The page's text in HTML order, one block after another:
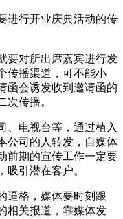
进行开业庆典活动的传
要对所出席嘉宾进行发
传播渠道，可不能小
函会诱发收到邀请函的
次传播。
、电视台等，通过植入
公司的人转发，自媒体
前期的宣传工作一定要
引潜在客户。
逼格，媒体要时刻跟
相关报道，靠媒体发